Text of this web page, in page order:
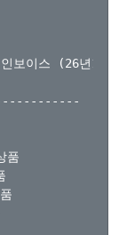
이스 (26년1월)
품